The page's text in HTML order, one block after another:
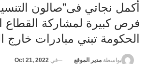
أكمل نجاتي فى”صالون
فرص كبيرة لمشاركة
الحكومة تبني مبادرات خارج
بواسطة مدير الموقع في Oct 21, 2022